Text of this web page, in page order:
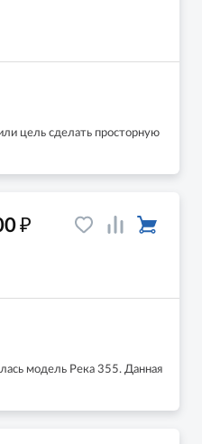
цель сделать просторную
модель Река 355. Данная
₽